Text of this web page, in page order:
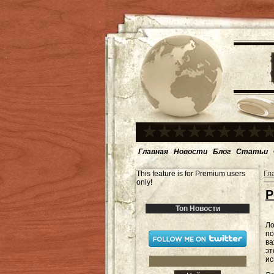
Главная Новости Блог Статьи
This feature is for Premium users
only!
Топ Новости